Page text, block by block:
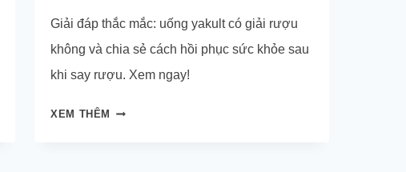
Giải đáp thắc mắc: uống yakult có giải rượu
không và chia sẻ cách hồi phục sức khỏe sau
khi say rượu. Xem ngay!
XEM THÊM
UỐNG